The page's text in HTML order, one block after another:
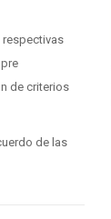
respectivas
de criterios
de las